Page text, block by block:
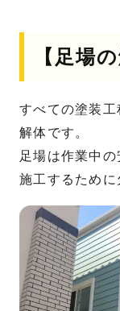
【足場
すべての塗装
解体です。
足場は作業中
施工するために